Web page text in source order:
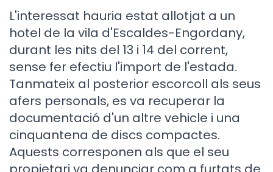
L'interessat hauria estat allotjat a un
hotel de la vila d'Escaldes-Engordany,
durant les nits del 13 i 14 del corrent,
sense fer efectiu l'import de l'estada.
Tanmateix al posterior escorcoll als seus
afers personals, es va recuperar la
documentació d'un altre vehicle i una
cinquantena de discs compactes.
Aquests corresponen als que el seu